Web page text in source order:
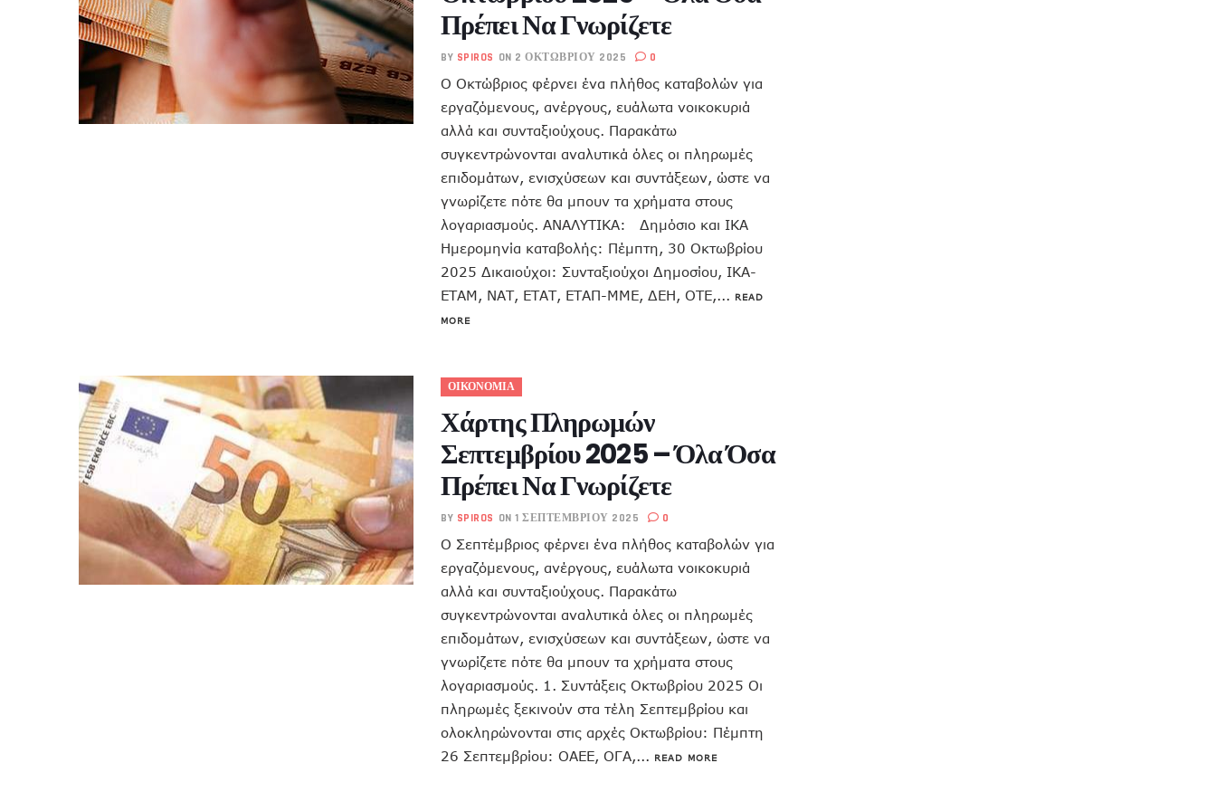
Πρέπει Να Γνωρίζετε
BY SPIROS ON 2 ΟΚΤΩΒΡΊΟΥ 2025 0
Ο Οκτώβριος φέρνει ένα πλήθος καταβολών για
εργαζόμενους, ανέργους, ευάλωτα νοικοκυριά
αλλά και συνταξιούχους. Παρακάτω
συγκεντρώνονται αναλυτικά όλες οι πληρωμές
επιδομάτων, ενισχύσεων και συντάξεων, ώστε να
γνωρίζετε πότε θα μπουν τα χρήματα στους
λογαριασμούς. ΑΝΑΛΥΤΙΚΑ: Δημόσιο και ΙΚΑ
Ημερομηνία καταβολής: Πέμπτη, 30 Οκτωβρίου
2025 Δικαιούχοι: Συνταξιούχοι Δημοσίου, ΙΚΑ-
ΕΤΑΜ, ΝΑΤ, ΕΤΑΤ, ΕΤΑΠ-ΜΜΕ, ΔΕΗ, ΟΤΕ,... READ
MORE
ΟΙΚΟΝΟΜΙΑ
Χάρτης Πληρωμών
Σεπτεμβρίου 2025 – Όλα Όσα
Πρέπει Να Γνωρίζετε
BY SPIROS ON 1 ΣΕΠΤΕΜΒΡΊΟΥ 2025 0
Ο Σεπτέμβριος φέρνει ένα πλήθος καταβολών για
εργαζόμενους, ανέργους, ευάλωτα νοικοκυριά
αλλά και συνταξιούχους. Παρακάτω
συγκεντρώνονται αναλυτικά όλες οι πληρωμές
επιδομάτων, ενισχύσεων και συντάξεων, ώστε να
γνωρίζετε πότε θα μπουν τα χρήματα στους
λογαριασμούς. 1. Συντάξεις Οκτωβρίου 2025 Οι
πληρωμές ξεκινούν στα τέλη Σεπτεμβρίου και
ολοκληρώνονται στις αρχές Οκτωβρίου: Πέμπτη
26 Σεπτεμβρίου: ΟΑΕΕ, ΟΓΑ,... READ MORE